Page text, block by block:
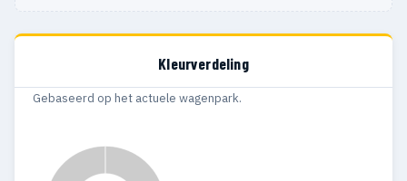
Kleurverdeling
Gebaseerd op het actuele wagenpark.